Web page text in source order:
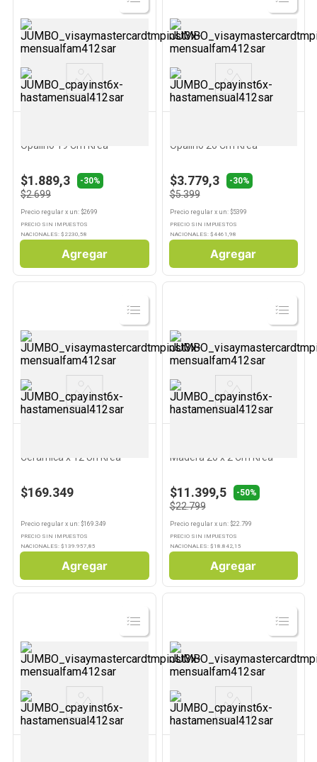
Ver
Producto
Opalino 19 Cm Krea
$1.889,3 -30%
$2.699
Precio regular x un: $2699
PRECIO SIN IMPUESTOS
NACIONALES: $ 2230,58
Agregar
Ver
Producto
Opalino 26 Cm Krea
$3.779,3 -30%
$5.399
Precio regularx un: $5399
PRECIO SIN IMPUESTOS
NACIONALES: $4461,98
Agregar
Ver
Producto
Cerámica x 12 Un Krea
$169.349
Precio regular x un: $169.349
PRECIO SIN IMPUESTOS
NACIONALES: $ 139.957,85
Agregar
Ver
Producto
Madera 20 x 2 Cm Krea
$11.399,5 -50%
$22.799
Precio regularx un: $22.799
PRECIO SIN IMPUESTOS
NACIONALES: $ 18.842,15
Agregar
Ver
Producto
Ver
Producto